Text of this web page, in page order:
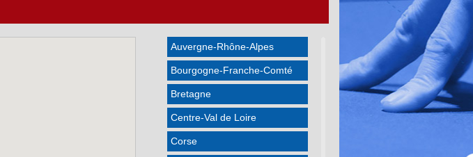
Auvergne-Rhône-Alpes
Bourgogne-Franche-Comté
Bretagne
Centre-Val de Loire
Corse